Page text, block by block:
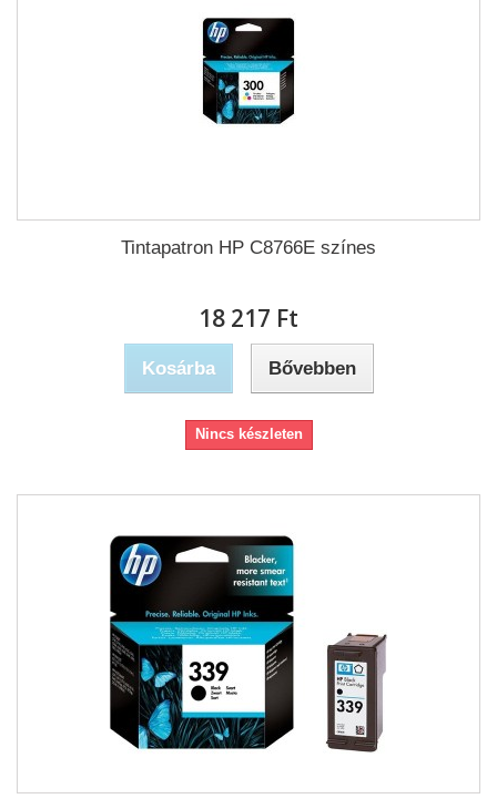
Tintapatron HP C8766E színes
18 217 Ft‎
Kosárba Bővebben
Nincs készleten